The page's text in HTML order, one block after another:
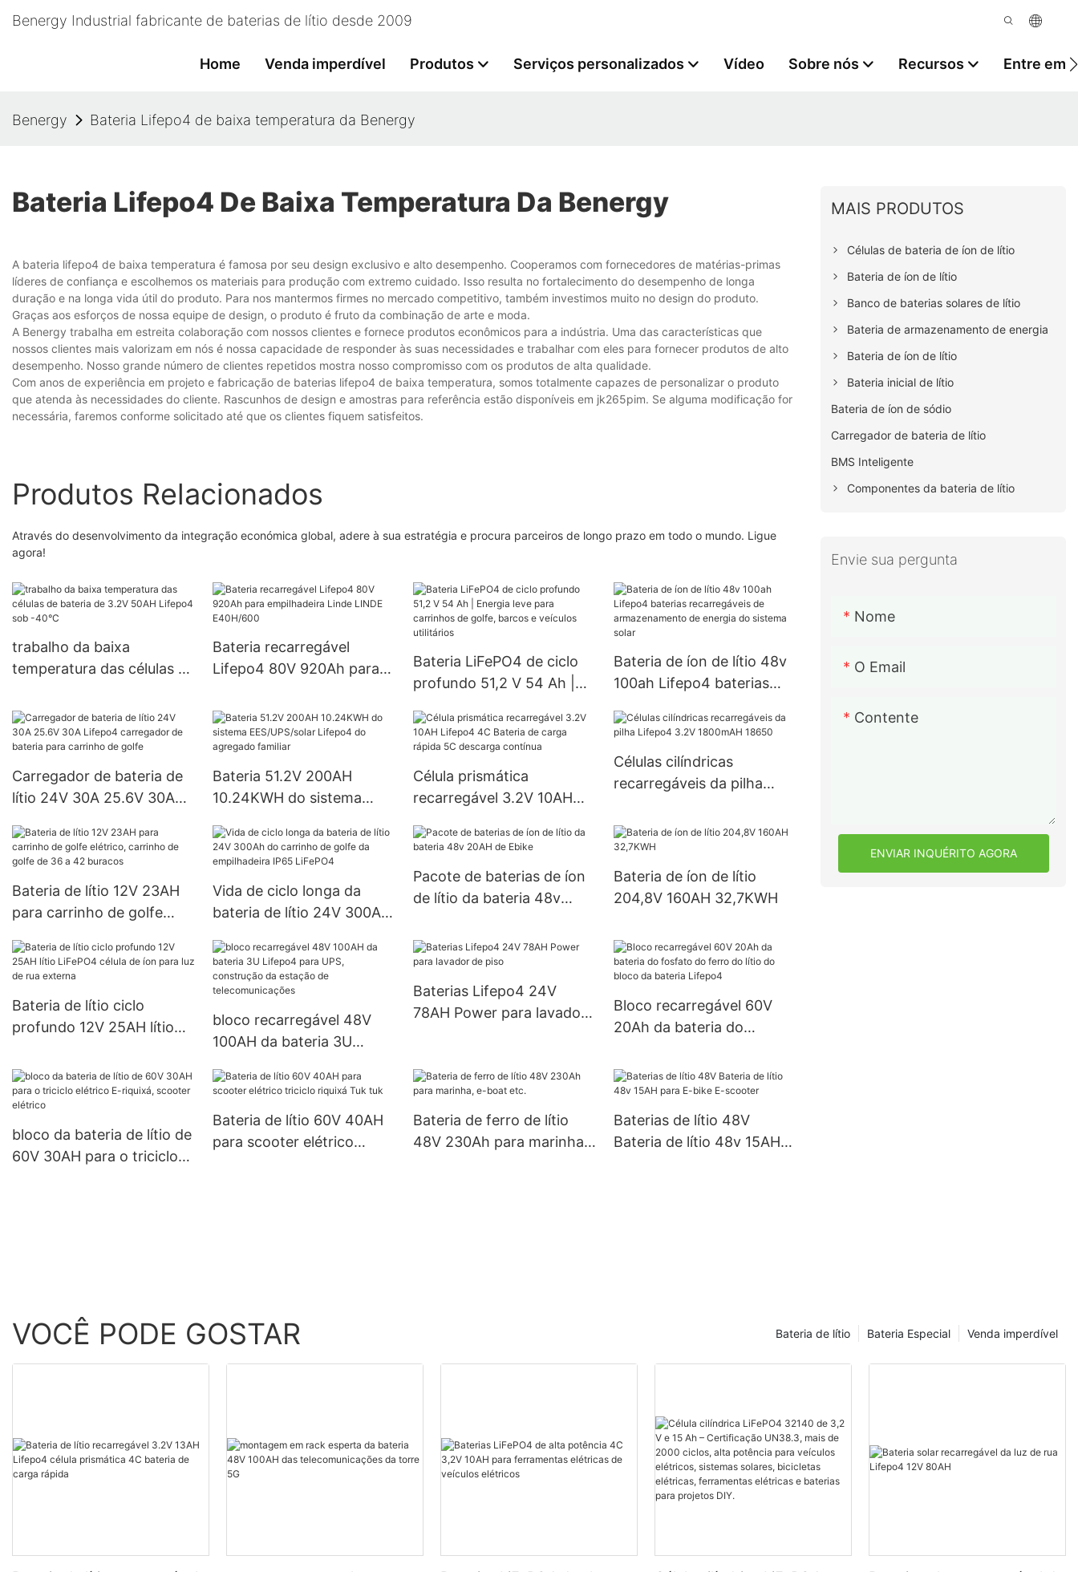
Benergy Industrial fabricante de baterias de lítio desde 2009
Home Venda imperdível Produtos Serviços personalizados Vídeo Sobre nós Recursos Entre em
Benergy Bateria Lifepo4 de baixa temperatura da Benergy
Bateria Lifepo4 De Baixa Temperatura Da Benergy
A bateria lifepo4 de baixa temperatura é famosa por seu design exclusivo e alto desempenho. Cooperamos com fornecedores de matérias-primas
líderes de confiança e escolhemos os materiais para produção com extremo cuidado. Isso resulta no fortalecimento do desempenho de longa
duração e na longa vida útil do produto. Para nos mantermos firmes no mercado competitivo, também investimos muito no design do produto.
Graças aos esforços de nossa equipe de design, o produto é fruto da combinação de arte e moda.
A Benergy trabalha em estreita colaboração com nossos clientes e fornece produtos econômicos para a indústria. Uma das características que
nossos clientes mais valorizam em nós é nossa capacidade de responder às suas necessidades e trabalhar com eles para fornecer produtos de alto
desempenho. Nosso grande número de clientes repetidos mostra nosso compromisso com os produtos de alta qualidade.
Com anos de experiência em projeto e fabricação de baterias lifepo4 de baixa temperatura, somos totalmente capazes de personalizar o produto
que atenda às necessidades do cliente. Rascunhos de design e amostras para referência estão disponíveis em jk265pim. Se alguma modificação for
necessária, faremos conforme solicitado até que os clientes fiquem satisfeitos.
Produtos Relacionados
Através do desenvolvimento da integração económica global, adere à sua estratégia e procura parceiros de longo prazo em todo o mundo. Ligue
agora!
trabalho da baixa
temperatura das células de
Lifepo4 sob -40°C
Bateria recarregável
Lifepo4 80V 920Ah para
E40H/600
Bateria LiFePO4 de ciclo
profundo 51,2 V 54 Ah |
carrinhos de golfe, barcos
e veículos utilitários
Bateria de íon de lítio 48v
100ah Lifepo4 baterias
armazenamento de
Carregador de bateria de
lítio 24V 30A 25.6V 30A
bateria para carrinho de
golfe
Bateria 51.2V 200AH
10.24KWH do sistema
agregado familiar
Célula prismática
recarregável 3.2V 10AH
carga rápida 5C descarga
Células cilíndricas
recarregáveis ​​da pilha
18650
Bateria de lítio 12V 23AH
para carrinho de golfe
de 36 a 42 buracos
Vida de ciclo longa da
bateria de lítio 24V 300Ah
empilhadeira IP65 LiFePO4
Pacote de baterias de íon
de lítio da bateria 48v
Bateria de íon de lítio
204,8V 160AH 32,7KWH
Bateria de lítio ciclo
profundo 12V 25AH lítio
luz de rua externa
bloco recarregável 48V
100AH ​​da bateria 3U
construção da estação de
Baterias Lifepo4 24V
78AH Power para lavador
Bloco recarregável 60V
20Ah da bateria do
bloco da bateria Lifepo4
bloco da bateria de lítio de
60V 30AH para o triciclo
Bateria de lítio 60V 40AH
para scooter elétrico
Bateria de ferro de lítio
48V 230Ah para marinha,
Baterias de lítio 48V
Bateria de lítio 48v 15AH
MAIS PRODUTOS
Células de bateria de íon de lítio
Bateria de íon de lítio
Banco de baterias solares de lítio
Bateria de armazenamento de energia
Bateria de íon de lítio
Bateria inicial de lítio
Bateria de íon de sódio
Carregador de bateria de lítio
BMS Inteligente
Componentes da bateria de lítio
Envie sua pergunta
Nome
O Email
Contente
ENVIAR INQUÉRITO AGORA
VOCÊ PODE GOSTAR Venda imperdível
Bateria Especial
Bateria de lítio